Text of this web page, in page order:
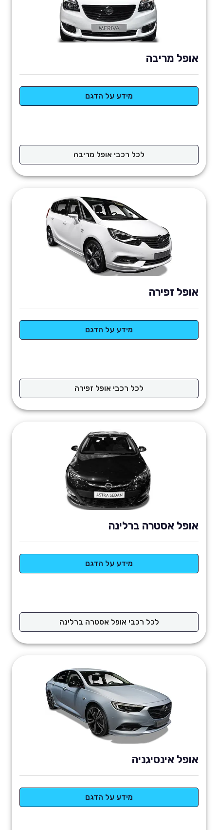
אופל מריבה
מידע על הדגם
לכל רכבי אופל מריבה
אופל זפירה
מידע על הדגם
לכל רכבי אופל זפירה
אופל אסטרה ברלינה
מידע על הדגם
לכל רכבי אופל אסטרה ברלינה
אופל אינסיגניה
מידע על הדגם